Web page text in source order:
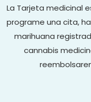
La Tarjeta medicinal
programe una cita,
marihuana
cannabis